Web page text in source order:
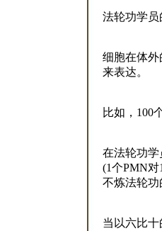
法轮功学员
细胞在体
来表达。
比如，100
在法轮功
(1个PMN
不炼法轮功
当以六比